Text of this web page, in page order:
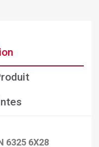
6325 6X28